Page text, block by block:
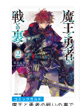
コミックガルド